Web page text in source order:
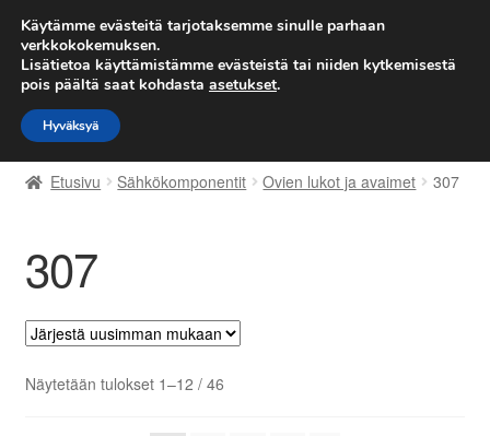
TOIMITUS alkaen 7 EUR
Siirry
navigointiin
Siirry
sisältöön
Etusivu
Kärry
Käyttöehdot
Kuljetus
Maailmanlaajuinen toimitus
Etusivu Sähkökomponentit Ovien lukot ja avaimet 307
307
Näytetään tulokset 1–12 / 46Sorted
Käytämme evästeitä tarjotaksemme sinulle parhaan
verkkokokemuksen.
Lisätietoa käyttämistämme evästeistä tai niiden kytkemisestä
pois päältä saat kohdasta asetukset.
Hyväksyä